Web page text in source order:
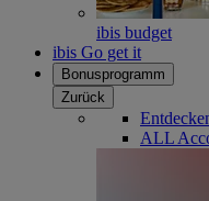
ibis budget
ibis Go get it
Bonusprogramm
Zurück
ALL